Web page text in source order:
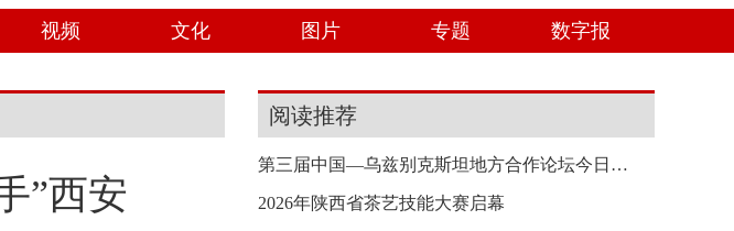
视频 文化 图片 专题 数字报
”西安
阅读推荐
第三届中国—乌兹别克斯坦地方合作论坛今日在西安
2026年陕西省茶艺技能大赛启幕